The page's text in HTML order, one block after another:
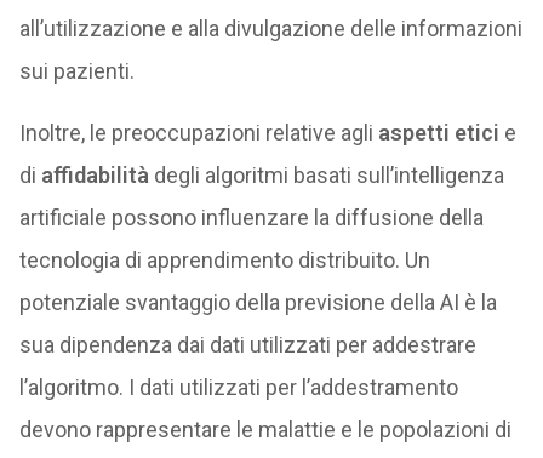
all’utilizzazione e alla divulgazione delle informazioni
sui pazienti.
Inoltre, le preoccupazioni relative agli aspetti etici e
di affidabilità degli algoritmi basati sull’intelligenza
artificiale possono influenzare la diffusione della
tecnologia di apprendimento distribuito. Un
potenziale svantaggio della previsione della AI è la
sua dipendenza dai dati utilizzati per addestrare
l’algoritmo. I dati utilizzati per l’addestramento
devono rappresentare le malattie e le popolazioni di